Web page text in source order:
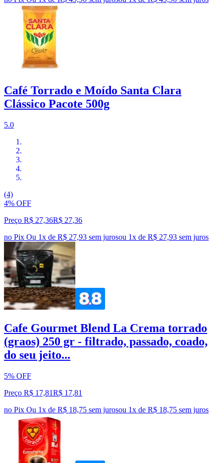
Café Torrado e Moído Santa Clara
Clássico Pacote 500g
5.0
(4)
4% OFF
Preço R$ 27,36R$ 27,36
no Pix Ou 1x de R$ 27,93 sem jurosou 1x de R$ 27,93 sem juros
Cafe Gourmet Blend La Crema torrado
(graos) 250 gr - filtrado, passado, coado,
do seu jeito...
5% OFF
Preço R$ 17,81R$ 17,81
no Pix Ou 1x de R$ 18,75 sem jurosou 1x de R$ 18,75 sem juros